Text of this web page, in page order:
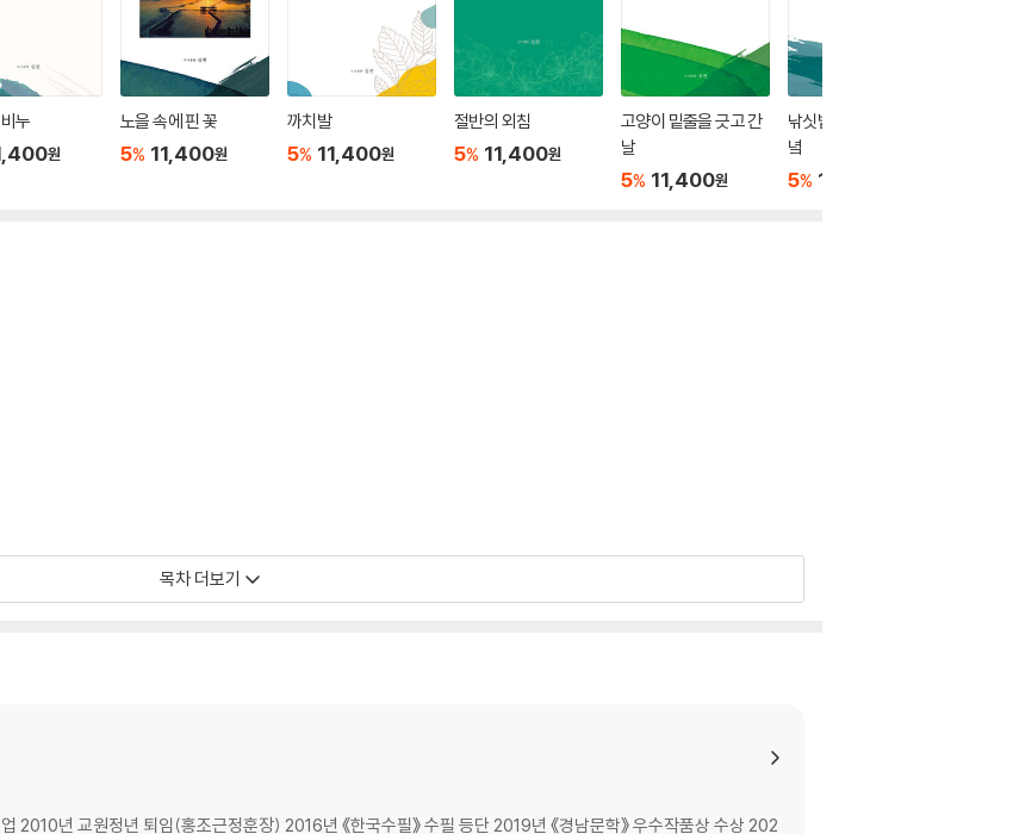
누
원
노을 속에 핀 꽃
5% 11,400원
까치발
5% 11,400원
절반의 외침
5% 11,400원
고양이 밑줄을 긋고 간
날
5% 11,400원
낚싯밥 올려주는 저물
녘
5% 11,400
목차 더보기
2010년 교원정년 퇴임(홍조근정훈장) 2016년 《한국수필》 수필 등단 2019년 《경남문학》 우수작품상 수상 202